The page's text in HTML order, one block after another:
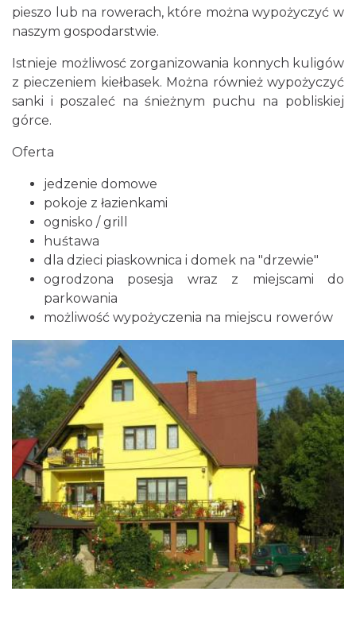
pieszo lub na rowerach, które można wypożyczyć w
naszym gospodarstwie.
Istnieje możliwosć zorganizowania konnych kuligów
z pieczeniem kiełbasek. Można również wypożyczyć
sanki i poszaleć na śnieżnym puchu na pobliskiej
górce.
Oferta
jedzenie domowe
pokoje z łazienkami
ognisko / grill
huśtawa
dla dzieci piaskownica i domek na "drzewie"
ogrodzona posesja wraz z miejscami do
parkowania
możliwość wypożyczenia na miejscu rowerów